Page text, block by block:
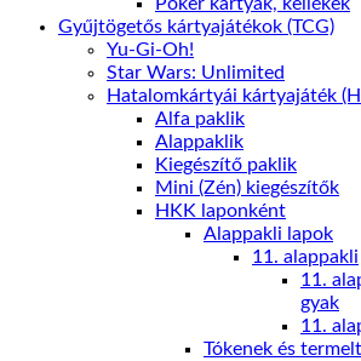
Gyűjtögetős kártyajátékok (TCG)
Yu-Gi-Oh!
Star Wars: Unlimited
Hatalomkártyái kártyajáték
Alfa paklik
Alappaklik
Kiegészítő paklik
Mini (Zén) kiegészítők
HKK laponként
Alappakli lapok
11. alappakli
11.
gyak
11.
Tókenek és